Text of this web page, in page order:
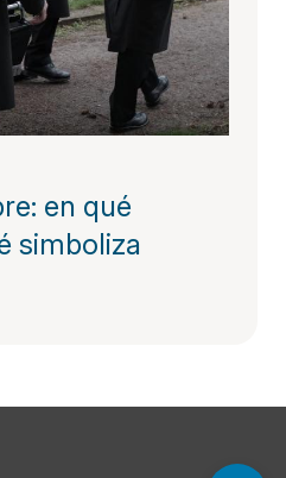
en qué
simboliza